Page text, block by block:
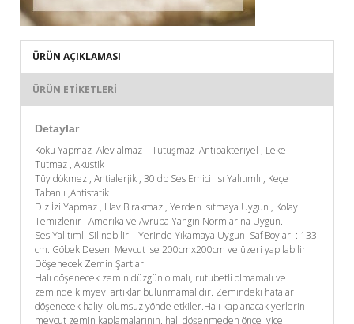
ÜRÜN AÇIKLAMASI
ÜRÜN ETIKETLERI
Detaylar
Koku Yapmaz Alev almaz – Tutuşmaz Antibakteriyel , Leke
Tutmaz , Akustik
Tüy dökmez , Antialerjik , 30 db Ses Emici Isı Yalıtımlı , Keçe
Tabanlı ,Antistatik
Diz İzi Yapmaz , Hav Bırakmaz , Yerden Isıtmaya Uygun , Kolay
Temizlenir . Amerika ve Avrupa Yangın Normlarına Uygun.
Ses Yalıtımlı Silinebilir – Yerinde Yıkamaya Uygun Saf Boyları : 133
cm. Göbek Deseni Mevcut ise 200cmx200cm ve üzeri yapılabilir.
Döşenecek Zemin Şartları
Halı döşenecek zemin düzgün olmalı, rutubetli olmamalı ve
zeminde kimyevi artıklar bulunmamalıdır. Zemindeki hatalar
döşenecek halıyı olumsuz yönde etkiler.Halı kaplanacak yerlerin
mevcut zemin kaplamalarının, halı döşenmeden önce iyice